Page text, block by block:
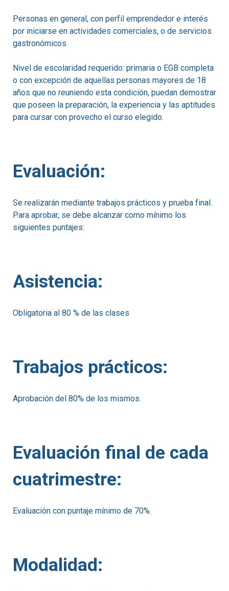
Personas en general, con perfil emprendedor e interés
por iniciarse en actividades comerciales, o de servicios
gastronómicos.
Nivel de escolaridad requerido: primaria o EGB completa
o con excepción de aquellas personas mayores de 18
años que no reuniendo esta condición, puedan demostrar
que poseen la preparación, la experiencia y las aptitudes
para cursar con provecho el curso elegido.
Evaluación:
Se realizarán mediante trabajos prácticos y prueba final.
Para aprobar, se debe alcanzar como mínimo los
siguientes puntajes:
Asistencia:
Obligatoria al 80 % de las clases
Trabajos prácticos:
Aprobación del 80% de los mismos.
Evaluación final de cada
cuatrimestre:
Evaluación con puntaje mínimo de 70%.
Modalidad: